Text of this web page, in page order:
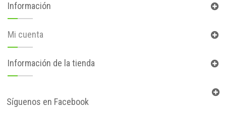
Información
Mi cuenta
Información de la tienda
Síguenos en Facebook